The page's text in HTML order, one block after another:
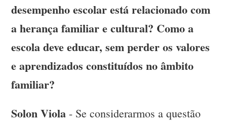
desempenho escolar está relacionado com
a herança familiar e cultural? Como a
escola deve educar, sem perder os valores
e aprendizados constituídos no âmbito
familiar?
Solon Viola - Se considerarmos a questão